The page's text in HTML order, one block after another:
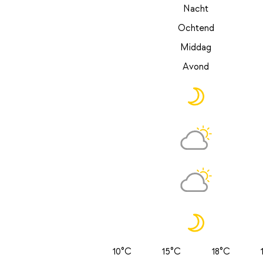
Nacht
Ochtend
Middag
Avond
10°C 15°C 18°C